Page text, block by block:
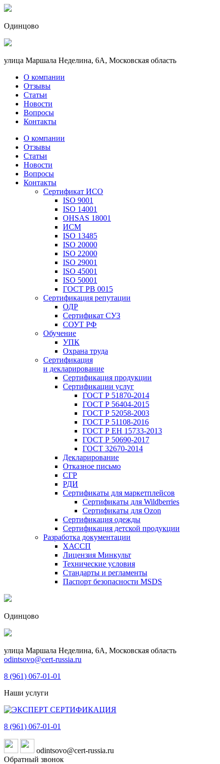
Одинцово
улица Маршала Неделина, 6А, Московская область
О компании
Отзывы
Статьи
Новости
Вопросы
Контакты
О компании
Отзывы
Статьи
Новости
Вопросы
Контакты
Сертификат ИСО
ISO 9001
ISO 14001
OHSAS 18001
ИСМ
ISO 13485
ISO 20000
ISO 22000
ISO 29001
ISO 45001
ISO 50001
ГОСТ РВ 0015
Сертификация репутации
ОДР
Сертификат СУЗ
СОУТ РФ
Обучение
УПК
Охрана труда
Сертификация
и декларирование
Сертификация продукции
Сертификации услуг
ГОСТ Р 51870-2014
ГОСТ Р 56404-2015
ГОСТ Р 52058-2003
ГОСТ Р 51108-2016
ГОСТ Р ЕН 15733-2013
ГОСТ Р 50690-2017
ГОСТ 32670-2014
Декларирование
Отказное письмо
СГР
РДИ
Сертификаты для маркетплейсов
Сертификаты для Wildberries
Сертификаты для Ozon
Сертификация одежды
Сертификация детской продукции
Разработка документации
ХАССП
Лицензия Минкульт
Технические условия
Стандарты и регламенты
Паспорт безопасности MSDS
Одинцово
улица Маршала Неделина, 6А, Московская область
odintsovo@cert-russia.ru
8 (961) 067-01-01
Наши услуги
8 (961) 067-01-01
odintsovo@cert-russia.ru
Обратный звонок